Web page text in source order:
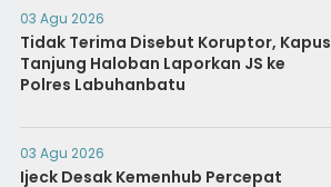
03 Agu 2026
Tidak Terima Disebut Koruptor, Kapus
Tanjung Haloban Laporkan JS ke
Polres Labuhanbatu
03 Agu 2026
Ijeck Desak Kemenhub Percepat